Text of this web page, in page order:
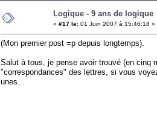
Logique - 9 ans de logique
« #17 le: 01 Juin 2007 à 15:46:18 »
(Mon premier post =p depuis longtemps).
Salut à tous, je pense avoir trouvé (en cinq
"correspondances" des lettres, si vous
unes...